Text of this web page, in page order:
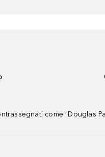
come "Douglas